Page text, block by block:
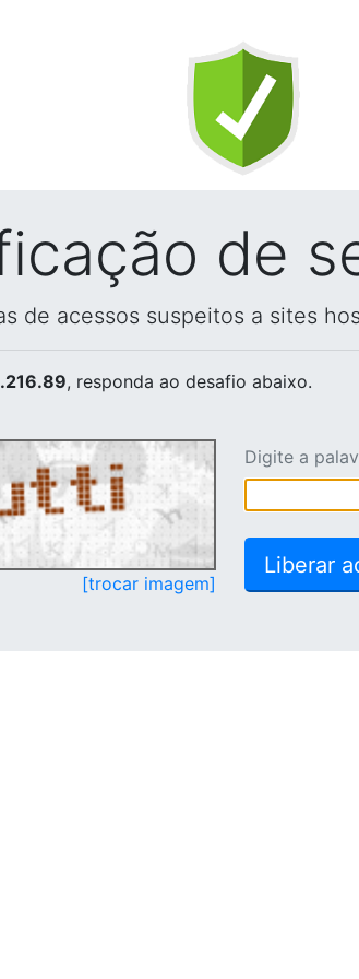
de
de acessos suspeitos a sites
, responda ao desafio abaixo.
[trocar imagem]
Digite a